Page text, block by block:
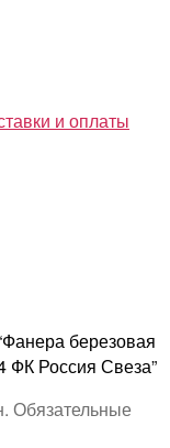
и оплаты
березовая
Россия Свеза”
Обязательные